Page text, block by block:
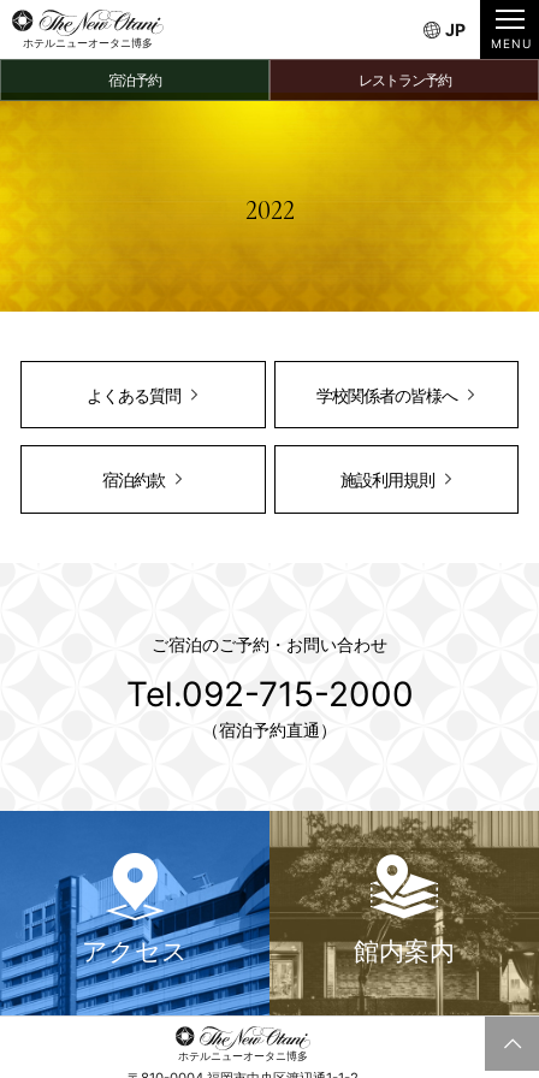
ホテルニューオータニ博多
JP
宿泊予約 レストラン予約
2022
よくある質問 学校関係者の皆様へ
宿泊約款 施設利用規則
ご宿泊のご予約・お問い合わせ
Tel.092-715-2000
（宿泊予約直通）
アクセス 館内案内
ホテルニューオータニ博多